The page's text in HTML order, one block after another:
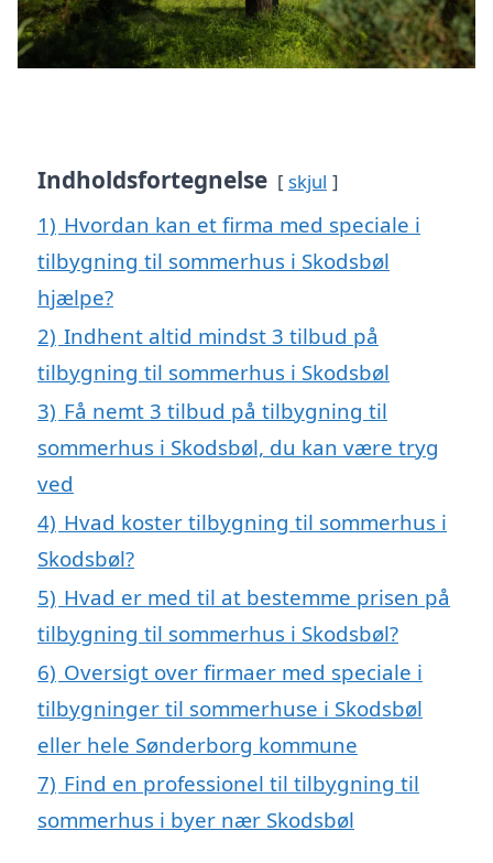
Indholdsfortegnelse skjul
1) Hvordan kan et firma med speciale i
tilbygning til sommerhus i Skodsbøl
hjælpe?
2) Indhent altid mindst 3 tilbud på
tilbygning til sommerhus i Skodsbøl
3) Få nemt 3 tilbud på tilbygning til
sommerhus i Skodsbøl, du kan være tryg
ved
4) Hvad koster tilbygning til sommerhus i
Skodsbøl?
5) Hvad er med til at bestemme prisen på
tilbygning til sommerhus i Skodsbøl?
6) Oversigt over firmaer med speciale i
tilbygninger til sommerhuse i Skodsbøl
eller hele Sønderborg kommune
7) Find en professionel til tilbygning til
sommerhus i byer nær Skodsbøl